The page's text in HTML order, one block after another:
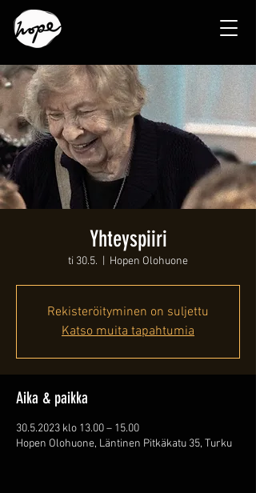
Yhteyspiiri
ti 30.5. Hopen Olohuone
Rekisteröityminen on suljettu
Katso muita tapahtumia
Aika & paikka
30.5.2023 klo 13.00 – 15.00
Hopen Olohuone, Läntinen Pitkäkatu 35, Turku